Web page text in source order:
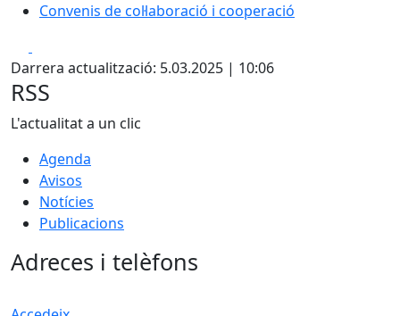
Convenis de col·laboració i cooperació
Darrera actualització: 5.03.2025 | 10:06
RSS
L'actualitat a un clic
Agenda
Avisos
Notícies
Publicacions
Adreces i telèfons